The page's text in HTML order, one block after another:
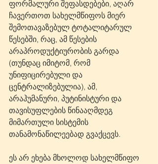
ფორმალური შეფასდებები, აღარ
ჩავერთოთ სახელმწიფოს მიერ
შემოთავაზებულ ტოტალიტარულ
წესებში, რაც, ამ წესების
არაპროდუქტიურობის გარდა
(თუნდაც იმიტომ, რომ
უნიფიცირებული და
ცენტრალიზებულია), ამ,
არაჰუმანური, პუტინისტური და
თავისუფლების წინააღმდეგ
მიმართული სისტემის
თანამონაწილეებად გვაქცევს.
ეს არ ეხება მხოლოდ სახელმწიფო